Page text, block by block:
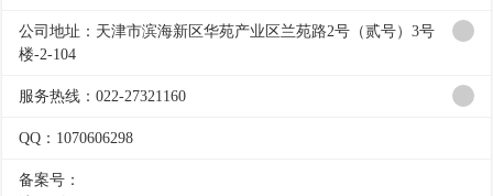
公司地址：天津市滨海新区华苑产业区兰苑路2号（贰号）3号
楼-2-104
服务热线：022-27321160
QQ：1070606298
备案号：